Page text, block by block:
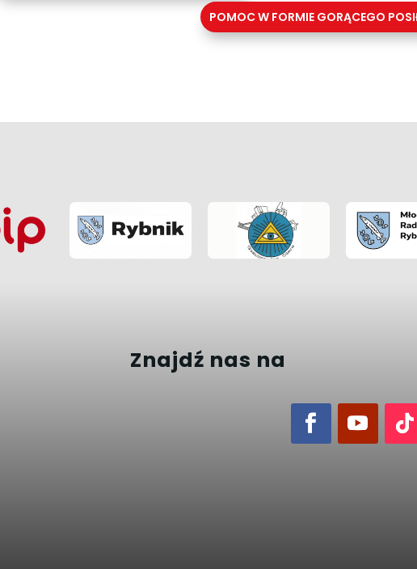
POMOC W FORMIE GORĄCEGO
Znajdź nas na